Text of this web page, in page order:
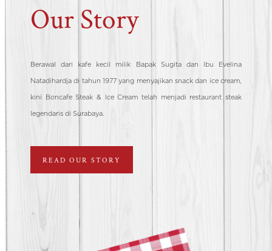
Our Story
Berawal dari kafe kecil milik Bapak Sugita dan Ibu Evelina
Natadihardja di tahun 1977 yang menyajikan snack dan ice cream,
kini Boncafe Steak & Ice Cream telah menjadi restaurant steak
legendaris di Surabaya.
READ OUR STORY